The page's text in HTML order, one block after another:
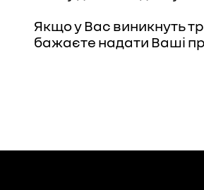
Якщо у Вас виникнуть
бажаєте надати Ваші